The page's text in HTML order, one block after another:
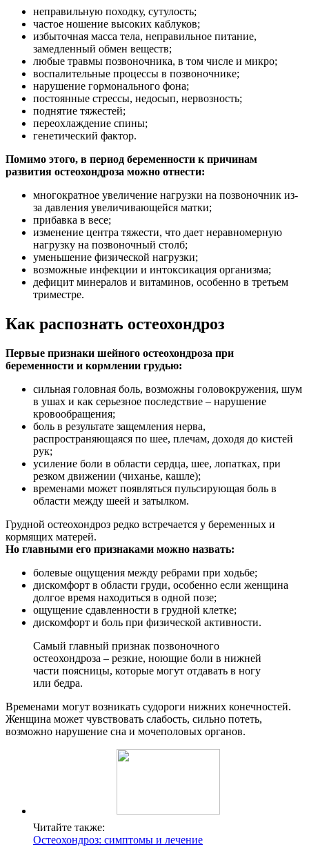
неправильную походку, сутулость;
частое ношение высоких каблуков;
избыточная масса тела, неправильное питание,
замедленный обмен веществ;
любые травмы позвоночника, в том числе и микро;
воспалительные процессы в позвоночнике;
нарушение гормонального фона;
постоянные стрессы, недосып, нервозность;
поднятие тяжестей;
переохлаждение спины;
генетический фактор.
Помимо этого, в период беременности к причинам
развития остеохондроза можно отнести:
многократное увеличение нагрузки на позвоночник из-
за давления увеличивающейся матки;
прибавка в весе;
изменение центра тяжести, что дает неравномерную
нагрузку на позвоночный столб;
уменьшение физической нагрузки;
возможные инфекции и интоксикация организма;
дефицит минералов и витаминов, особенно в третьем
триместре.
Как распознать остеохондроз
Первые признаки шейного остеохондроза при
беременности и кормлении грудью:
сильная головная боль, возможны головокружения, шум
в ушах и как серьезное последствие – нарушение
кровообращения;
боль в результате защемления нерва,
распространяющаяся по шее, плечам, доходя до кистей
рук;
усиление боли в области сердца, шее, лопатках, при
резком движении (чиханье, кашле);
временами может появляться пульсирующая боль в
области между шеей и затылком.
Грудной остеохондроз редко встречается у беременных и
кормящих матерей.
Но главными его признаками можно назвать:
болевые ощущения между ребрами при ходьбе;
дискомфорт в области груди, особенно если женщина
долгое время находиться в одной позе;
ощущение сдавленности в грудной клетке;
дискомфорт и боль при физической активности.
Самый главный признак позвоночного
остеохондроза – резкие, ноющие боли в нижней
части поясницы, которые могут отдавать в ногу
или бедра.
Временами могут возникать судороги нижних конечностей.
Женщина может чувствовать слабость, сильно потеть,
возможно нарушение сна и мочеполовых органов.
Читайте также:
Остеохондроз: симптомы и лечение